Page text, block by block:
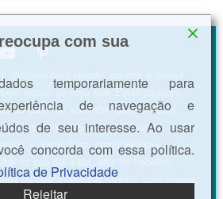
imagens para relaxar, estudar e dormir
vindos ao meu site! Estas páginas
do canal no YouTube. Sou o Cássio
constantemente conteúdos
e dormir bem, como músicas
no seu dia a dia, seja no trabalho,
de busca pela paz interior, com vídeos,
com sua
temporariamente para
de navegação e
de seu interesse. Ao usar
concorda com essa política.
de Privacidade
Rejeitar